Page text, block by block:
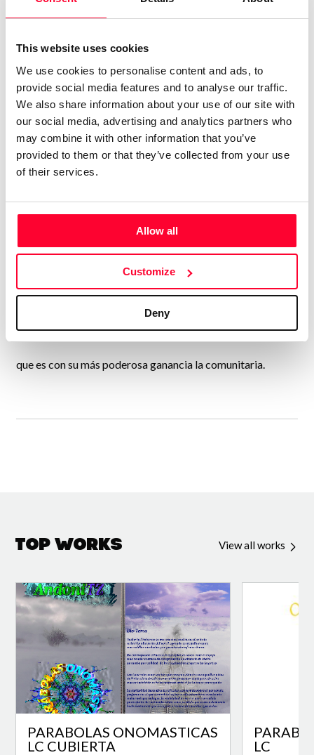
This website uses cookies
We use cookies to personalise content and ads, to
provide social media features and to analyse our traffic.
We also share information about your use of our site with
our social media, advertising and analytics partners who
may combine it with other information that you’ve
provided to them or that they’ve collected from your use
of their services.
Allow all
Customize
Deny
bajo leyes puras entre consentidos voceros aplicadas.
Que sus dueños por herencia y no por pertenencia
si perdonan aunque por oficio legal intervengan
vean por el reflejo de la pluma insegura que se tienta
asumidas en manual como creída base de palabras y metas.
Sus victorias de envoltorio juzgadas como perdidas
aunados transformamos en desafiante revulsivo
y sobrando comportamiento cara al nativo fundamento
que es con su más poderosa ganancia la comunitaria.
Top Works View all works
PARABOLAS ONOMASTICAS
LC CUBIERTA
LC